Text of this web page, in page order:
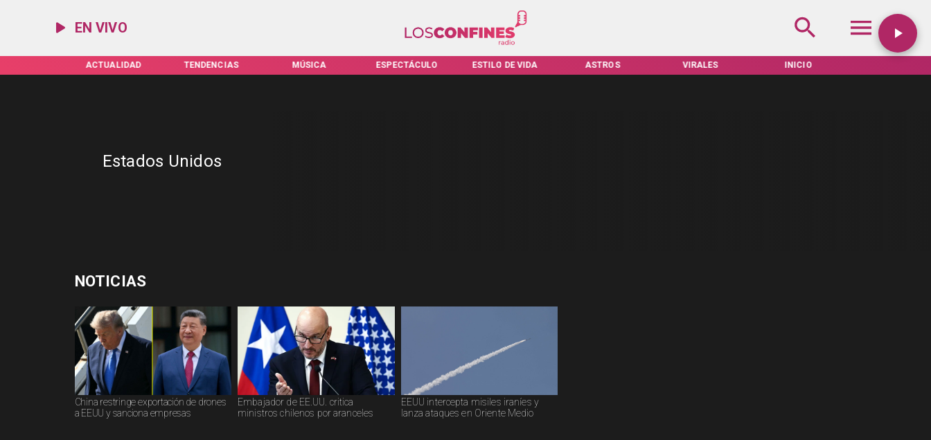
EN VIVO
ACTUALIDAD TENDENCIAS MÚSICA ESPECTÁCULO ESTILO DE VIDA ASTROS VIRALES INICIO
Estados Unidos
NOTICIAS
China restringe exportación de drones
a EEUU y sanciona empresas
Embajador de EE.UU. critica
ministros chilenos por aranceles
EEUU intercepta misiles iraníes y
lanza ataques en Oriente Medio